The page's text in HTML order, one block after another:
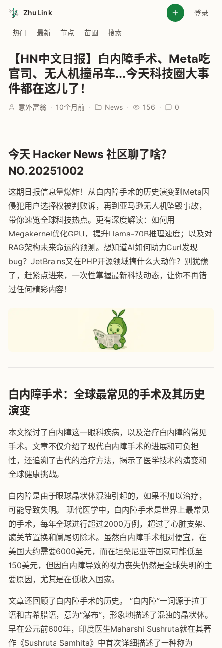
ZhuLink 登录
热门 最新 节点 苗圃 搜索
【HN中文日报】白内障手术、Meta吃
官司、无人机撞吊车...今天科技圈大事
件都在这儿了！
意外富翁 · 10个月前 · News · 156 · 0
今天 Hacker News 社区聊了啥？
NO.20251002
这期日报信息量爆炸！从白内障手术的历史演变到Meta因
侵犯用户选择权被判败诉，再到亚马逊无人机坠毁事故，
带你速览全球科技热点。更有深度解读：如何用
Megakernel优化GPU，提升Llama-70B推理速度；以及对
RAG架构未来命运的预测。想知道AI如何助力Curl发现
bug？JetBrains又在PHP开源领域搞什么大动作？别犹豫
了，赶紧点进来，一次性掌握最新科技动态，让你不再错
过任何精彩内容！
白内障手术：全球最常见的手术及其历史
演变
本文探讨了白内障这一眼科疾病，以及治疗白内障的常见
手术。文章不仅介绍了现代白内障手术的进展和可负担
性，还追溯了古代的治疗方法，揭示了医学技术的演变和
全球健康挑战。
白内障是由于眼球晶状体混浊引起的，如果不加以治疗，
可能导致失明。 现代医学中，白内障手术是世界上最常见
的手术，每年全球进行超过2000万例，超过了心脏支架、
髋关节置换和阑尾切除术。虽然白内障手术相对便宜，在
美国大约需要6000美元，而在坦桑尼亚等国家可能低至
150美元，但因白内障导致的视力丧失仍然是全球失明的主
要原因，尤其是在低收入国家。
文章还回顾了白内障手术的历史。 “白内障”一词源于拉丁
语和古希腊语，意为“瀑布”，形象地描述了混浊的晶状体。
早在公元前600年，印度医生Maharshi Sushruta就在其著
作《Sushruta Samhita》中首次详细描述了一种称为